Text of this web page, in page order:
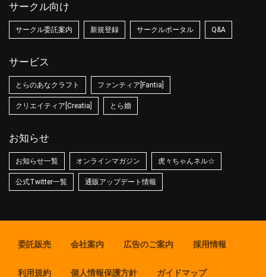
サークル向け
サークル委託案内 新規登録 サークルポータル Q&A
サービス
とらのあなクラフト ファンティア[Fantia]
クリエイティア[Creatia] とら婚
お知らせ
お知らせ一覧 オンラインマガジン 虎々ちゃんネル☆
公式Twitter一覧 通販アップデート情報
委託販売 会社案内 広告のご案内 採用情報
利用規約 個人情報保護方針 ガイドマップ